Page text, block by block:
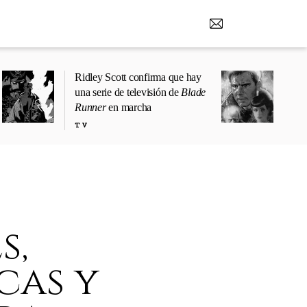
Ridley Scott confirma que hay
una serie de televisión de Blade
Runneren marcha
TV
y